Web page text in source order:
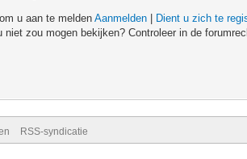
u aan te meldenAanmelden
Dient u zich te
zou mogen bekijken? Controleer in de
RSS-syndicatie